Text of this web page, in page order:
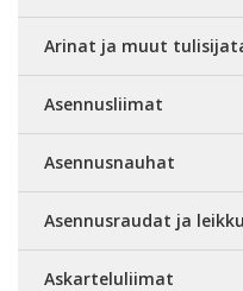
Arinat ja muut
Asennusliimat
Asennusnauhat
Asennusraudat ja
Askarteluliimat